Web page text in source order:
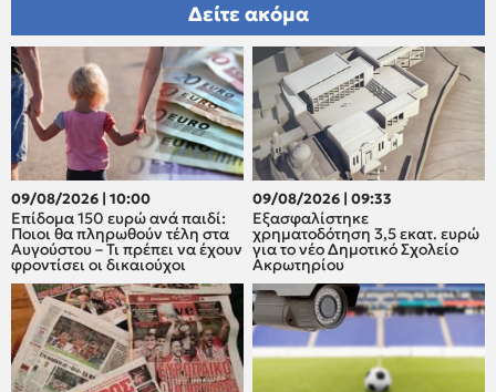
Δείτε ακόμα
09/08/2026 | 10:00
Επίδομα 150 ευρώ ανά παιδί:
Ποιοι θα πληρωθούν τέλη στα
Αυγούστου – Τι πρέπει να έχουν
φροντίσει οι δικαιούχοι
09/08/2026 | 09:33
Εξασφαλίστηκε
χρηματοδότηση 3,5 εκατ. ευρώ
για το νέο Δημοτικό Σχολείο
Ακρωτηρίου